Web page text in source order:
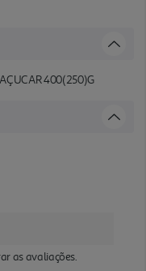
400(250)G